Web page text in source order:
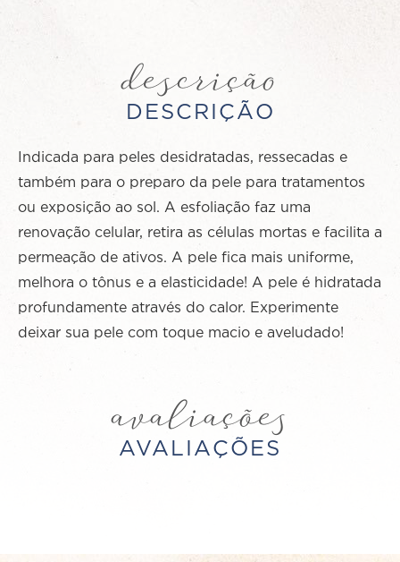
descrição
DESCRIÇÃO
Indicada para peles desidratadas, ressecadas e
também para o preparo da pele para tratamentos
ou exposição ao sol. A esfoliação faz uma
renovação celular, retira as células mortas e facilita a
permeação de ativos. A pele fica mais uniforme,
melhora o tônus e a elasticidade! A pele é hidratada
profundamente através do calor. Experimente
deixar sua pele com toque macio e aveludado!
avaliações
AVALIAÇÕES